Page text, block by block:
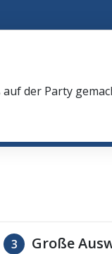
der Party
3 Große